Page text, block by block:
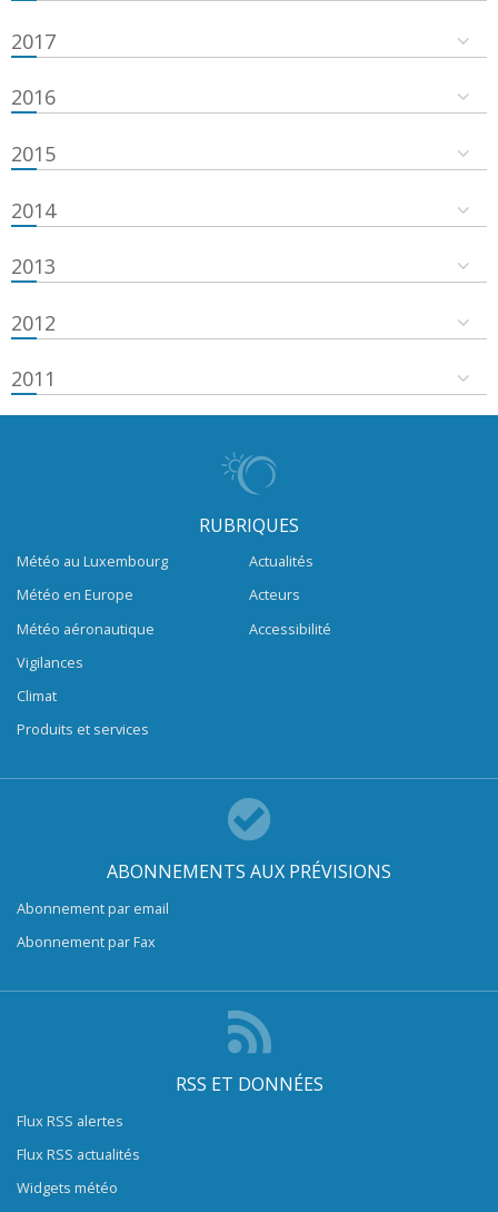
2017
2016
2015
2014
2013
2012
2011
RUBRIQUES
Météo au Luxembourg
Météo en Europe
Météo aéronautique
Vigilances
Climat
Produits et services
Actualités
Acteurs
Accessibilité
ABONNEMENTS AUX PRÉVISIONS
Abonnement par email
Abonnement par Fax
RSS ET DONNÉES
Flux RSS alertes
Flux RSS actualités
Widgets météo